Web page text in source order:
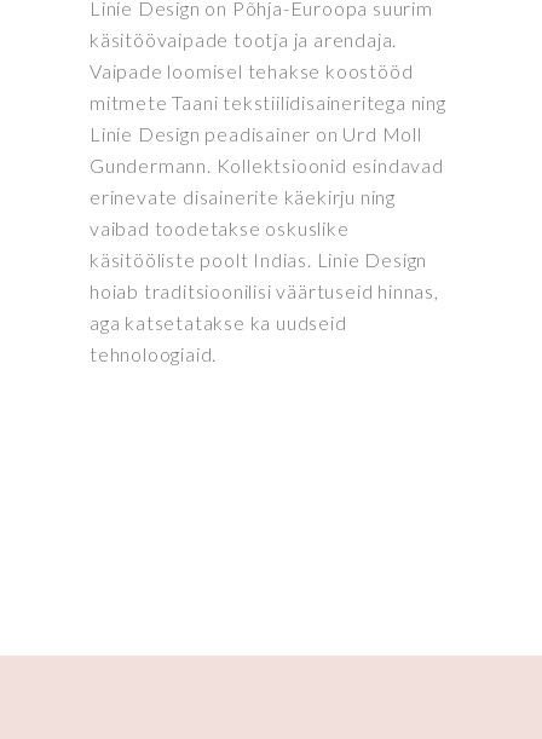
Linie Design on Põhja-Euroopa suurim
käsitöövaipade tootja ja arendaja.
Vaipade loomisel tehakse koostööd
mitmete Taani tekstiilidisaineritega ning
Linie Design peadisainer on Urd Moll
Gundermann. Kollektsioonid esindavad
erinevate disainerite käekirju ning
vaibad toodetakse oskuslike
käsitööliste poolt Indias. Linie Design
hoiab traditsioonilisi väärtuseid hinnas,
aga katsetatakse ka uudseid
tehnoloogiaid.